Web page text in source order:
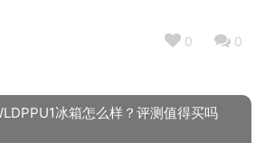
0 0
冰箱怎么样？评测值得买吗